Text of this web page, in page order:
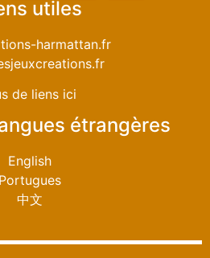
utiles
harmattan.fr
de liens ici
étrangères
English
Portugues
中文